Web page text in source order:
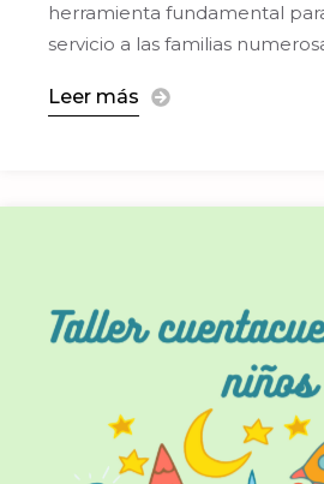
herramienta fundamental
servicio a las familias
Leer más